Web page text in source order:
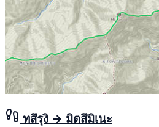
ทสึรุงิ → มิตสึมิเนะ